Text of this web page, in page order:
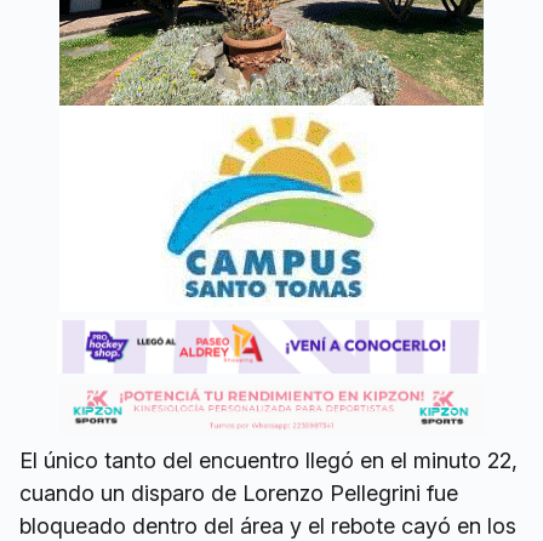
El único tanto del encuentro llegó en el minuto 22,
cuando un disparo de Lorenzo Pellegrini fue
bloqueado dentro del área y el rebote cayó en los